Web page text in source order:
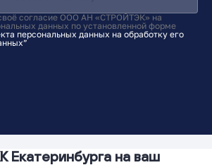
согласие ООО АН «СТРОЙТЭК» на
данных по установленной форме
персональных данных на обработку его
Екатеринбурга на ваш